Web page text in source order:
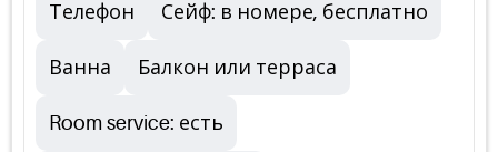
Телефон Сейф: в номере, бесплатно
Ванна Балкон или терраса
Room service: есть